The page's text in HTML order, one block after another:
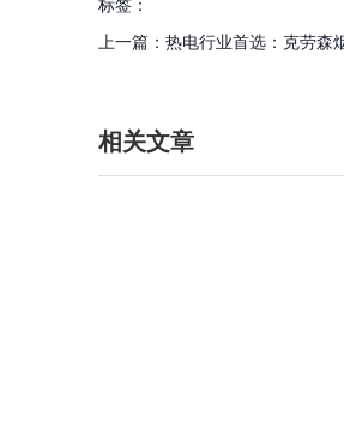
标签：
上一篇： 热电行业首选：克劳森
相关文章